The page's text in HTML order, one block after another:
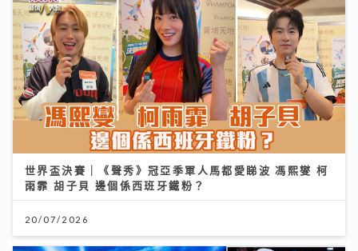
世界盃決賽｜《聲秀》冠亞季軍人馬都愛睇波 馮熙燮 柯
雨霏 胡子貝 邊個係西班牙鐵粉？
20/07/2026